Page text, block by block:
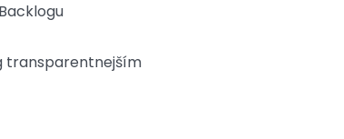
transparentnejším